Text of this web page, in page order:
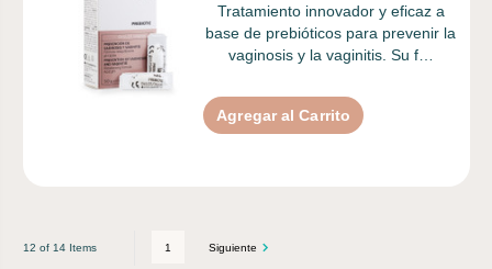
Tratamiento innovador y eficaz a
base de prebióticos para prevenir la
vaginosis y la vaginitis. Su f…
Agregar al Carrito
12 of 14 Items 1 Siguiente